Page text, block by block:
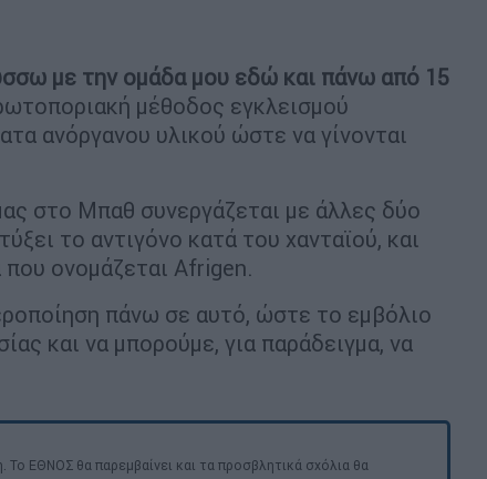
με την ομάδα μου εδώ και πάνω από 15
μέθοδος εγκλεισμού
ανόργανου υλικού ώστε να γίνονται
στο Μπαθ συνεργάζεται με άλλες δύο
το αντιγόνο κατά του χανταϊού, και
που ονομάζεται Afrigen.
πάνω σε αυτό, ώστε το εμβόλιο
και να μπορούμε, για παράδειγμα, να
ΕΘΝΟΣ θα παρεμβαίνει και τα προσβλητικά σχόλια θα